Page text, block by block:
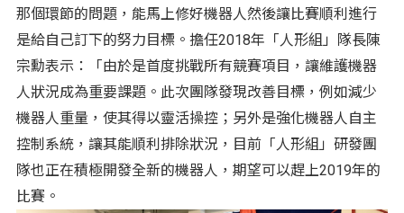
那個環節的問題，能馬上修好機器人然後讓比賽順利進行
是給自己訂下的努力目標。擔任2018年「人形組」隊長陳
宗勳表示：「由於是首度挑戰所有競賽項目，讓維護機器
人狀況成為重要課題。此次團隊發現改善目標，例如減少
機器人重量，使其得以靈活操控；另外是強化機器人自主
控制系統，讓其能順利排除狀況，目前「人形組」研發團
隊也正在積極開發全新的機器人，期望可以趕上2019年的
比賽。